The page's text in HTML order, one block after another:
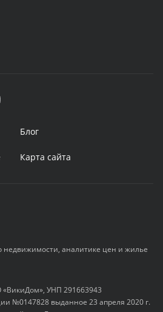
Блог
Карта сайта
аналитике цен и жилье
УНП 291663943
№0147828 выданное 23 апреля 2020 г.